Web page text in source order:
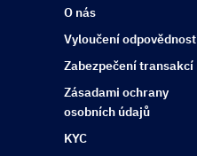
O nás
Vyloučení
Zabezpečení transakcí
Zásadami ochrany
osobních údajů
KYC